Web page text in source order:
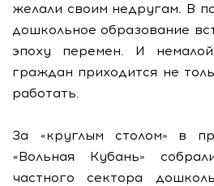
желали своим недругам. В
дошкольное образование
эпоху перемен. И
граждан приходится не
работать.
За «круглым столом» в
«Вольная Кубань»
частного сектора